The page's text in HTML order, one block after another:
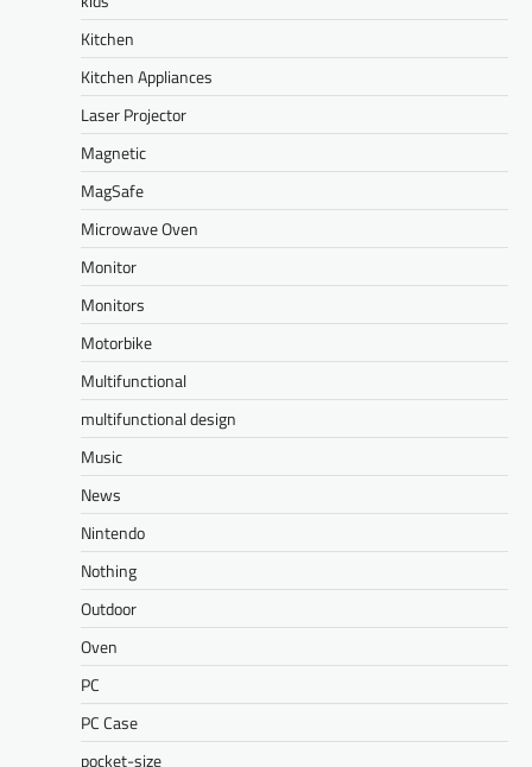
Kitchen
Kitchen Appliances
Laser Projector
Magnetic
MagSafe
Microwave Oven
Monitor
Monitors
Motorbike
Multifunctional
multifunctional design
Music
News
Nintendo
Nothing
Outdoor
Oven
PC
PC Case
pocket-size